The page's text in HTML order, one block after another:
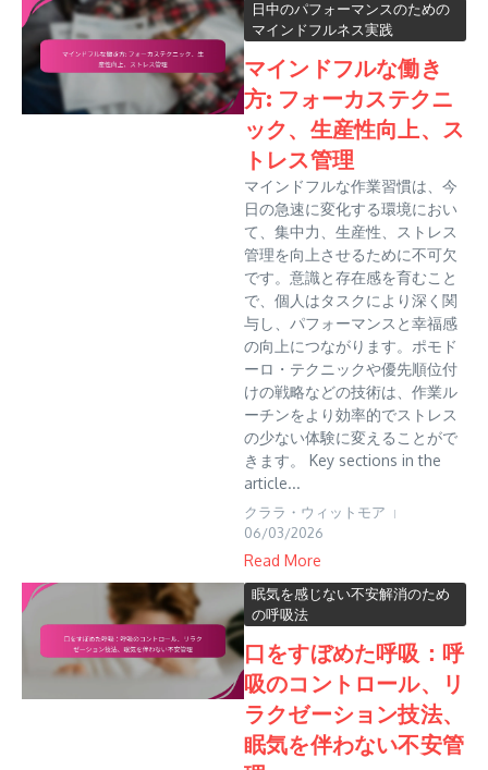
日中のパフォーマンスのための
マインドフルネス実践
マインドフルな働き
方: フォーカステクニ
ック、生産性向上、ス
トレス管理
マインドフルな作業習慣は、今
日の急速に変化する環境におい
て、集中力、生産性、ストレス
管理を向上させるために不可欠
です。意識と存在感を育むこと
で、個人はタスクにより深く関
与し、パフォーマンスと幸福感
の向上につながります。ポモド
ーロ・テクニックや優先順位付
けの戦略などの技術は、作業ル
ーチンをより効率的でストレス
の少ない体験に変えることがで
きます。 Key sections in the
article...
クララ・ウィットモア
06/03/2026
Read More
眠気を感じない不安解消のため
の呼吸法
口をすぼめた呼吸：呼
吸のコントロール、リ
ラクゼーション技法、
眠気を伴わない不安管